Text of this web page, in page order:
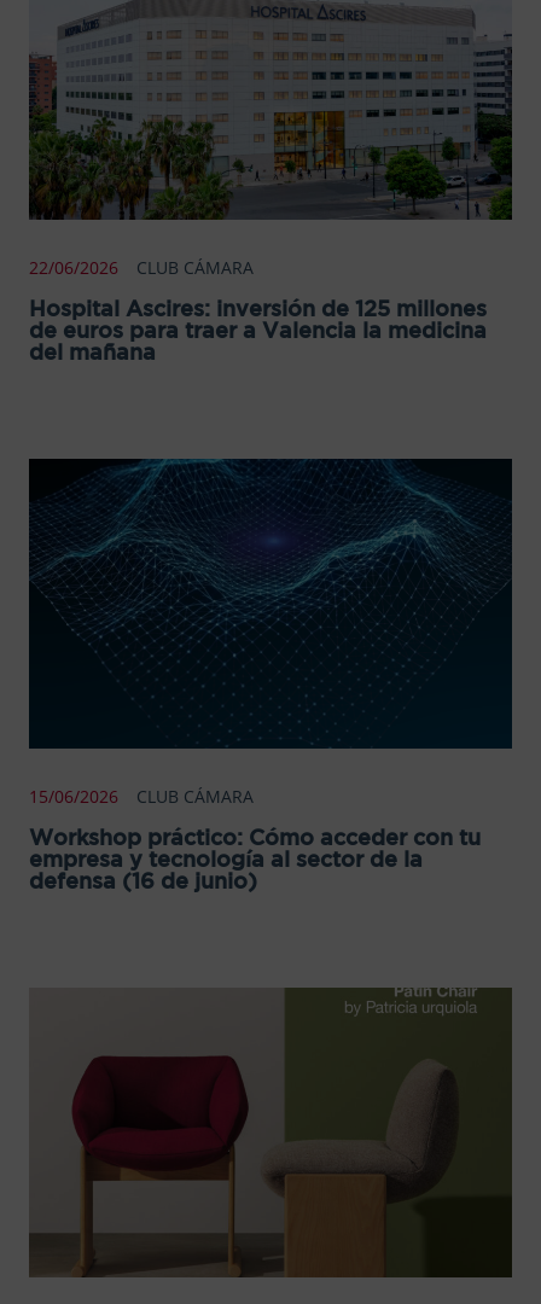
22/06/2026 CLUB CÁMARA
Hospital Ascires: inversión de 125 millones
de euros para traer a Valencia la medicina
del mañana
15/06/2026 CLUB CÁMARA
Workshop práctico: Cómo acceder con tu
empresa y tecnología al sector de la
defensa (16 de junio)